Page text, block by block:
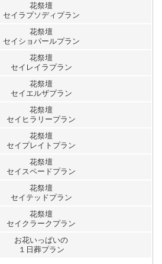
花祭壇
セイラプソディプラン
花祭壇
セイショパールプラン
花祭壇
セイレイラプラン
花祭壇
セイエルザプラン
花祭壇
セイヒラリープラン
花祭壇
セイプレイトプラン
花祭壇
セイスペードプラン
花祭壇
セイテッドプラン
花祭壇
セイクラークプラン
お花いっぱいの
１日葬プラン